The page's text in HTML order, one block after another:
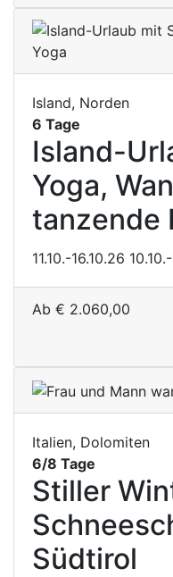
Island, Norden
6 Tage
Island-
Yoga,
tanzende
11.10.-16.10.26
Ab € 2.060,00
Italien, Dolomiten
6/8 Tage
Stiller
Südtirol